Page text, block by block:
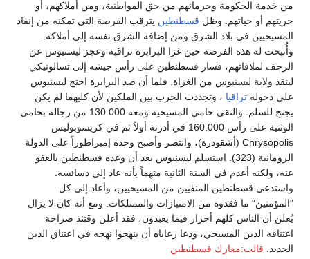
من خدمة الحكومة وحرمانهم من حق المواطنية، ومن أملاكهم، أو
حريتهم أو حياتهم. وظل قسطنطين يترقب الفرصة التي تمكنه من إنقاذ
المسيحيين في بلاد الشرق ومن إضافة الشرق نفسه إلى أملاكه.
وأُتيحت له هذه الفرصة حين غزا البرابرة تراقية وعجز ليسنيوس عن
الزحف لملاقاتهم، فسار قسطنطين على رأس جيشه إلى تسالونيكي
لينقذ ولاية ليسنيوس من الغزاة. فلما أن صد البرابرة احتج ليسنيوس
على دخوله تراقيا ، وتجددت الحرب بين الملكين لأن كليهما لم يكن
يجنح للسلم. والتقى حامي المسيحية ومعه 130.000 من رجاله بحامي
الوثنية على رأس 160.000 في أدرنة أولاً ثم في كريسوبوليس
Chrysopolis (أشقودرة)، وانتصر وأصبح وحده إمبراطوراً على الدولة
الرومانية (323). استسلم ليسنيوس بعد أن وعده قسطنطين بالعفو
عنه، ولكنه أعدم في السنة الثانية متهماً بأنه عاد إلى دسائسه.
واستدعى قسطنطين المنفيين من المسيحيين، وأعاد إلى كل
"المؤمنين" ما فقدوه من الامتيازات والممتلكات. ومع أنه كان لا يزال
يُعلن أن الناس كلهم أحرار فيما يعبدون، فقد أعلن وقتئذ صراحة
اعتناقه الدين المسيحي، ودعا رعاياه أن ينهجوا نهجه في اعتناق الدين
الجديد. قالب:معارك قسطنطين